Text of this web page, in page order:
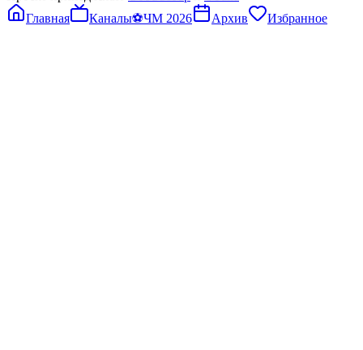
Главная
Каналы⚽ЧМ 2026 Архив Избранное